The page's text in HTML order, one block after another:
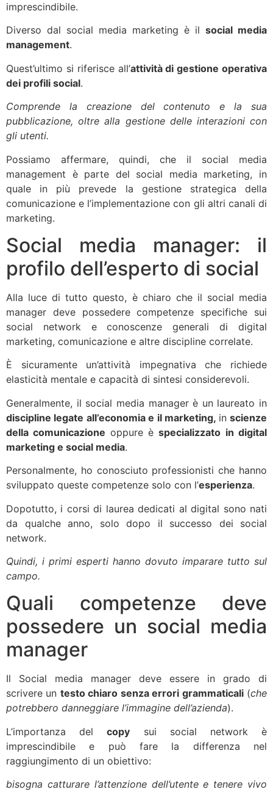
imprescindibile.
Diverso dal social media marketing è il social media
management.
Quest’ultimo si riferisce all’attività di gestione operativa
dei profili social.
Comprende la creazione del contenuto e la sua
pubblicazione, oltre alla gestione delle interazioni con
gli utenti.
Possiamo affermare, quindi, che il social media
management è parte del social media marketing, in
quale in più prevede la gestione strategica della
comunicazione e l’implementazione con gli altri canali di
marketing.
Social media manager: il
profilo dell’esperto di social
Alla luce di tutto questo, è chiaro che il social media
manager deve possedere competenze specifiche sui
social network e conoscenze generali di digital
marketing, comunicazione e altre discipline correlate.
È sicuramente un’attività impegnativa che richiede
elasticità mentale e capacità di sintesi considerevoli.
Generalmente, il social media manager è un laureato in
discipline legate all’economia e il marketing, inscienze
della comunicazione oppure èspecializzato in digital
marketing e social media.
Personalmente, ho conosciuto professionisti che hanno
sviluppato queste competenze solo con l’esperienza.
Dopotutto, i corsi di laurea dedicati al digital sono nati
da qualche anno, solo dopo il successo dei social
network.
Quindi, i primi esperti hanno dovuto imparare tutto sul
campo.
Quali competenze deve
possedere un social media
manager
Il Social media manager deve essere in grado di
scrivere un testo chiaro senza errori grammaticali(che
potrebbero danneggiare l’immagine dell’azienda).
L’importanza delcopy sui social network è
imprescindibile e può fare la differenza nel
raggiungimento di un obiettivo:
bisogna catturare l’attenzione dell’utente e tenere vivo